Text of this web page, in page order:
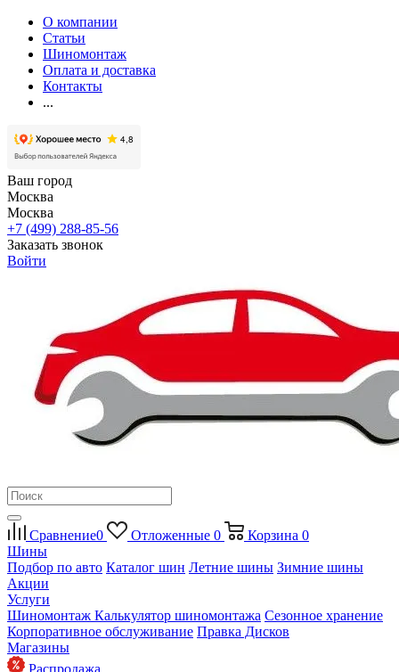
О компании
Статьи
Шиномонтаж
Оплата и доставка
Контакты
...
Ваш город
Москва
Москва
+7 (499) 288-85-56
Заказать звонок
Войти
Сравнение0 Отложенные 0 Корзина 0
Шины
Подбор по авто Каталог шин Летние шины Зимние шины
Акции
Услуги
Шиномонтаж Калькулятор шиномонтажа Сезонное хранение
Корпоративное обслуживание Правка Дисков
Магазины
Распродажа